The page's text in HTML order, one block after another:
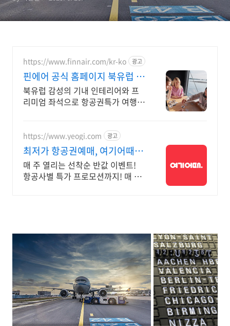
https://www.finnair.com/kr-ko 광고
핀에어 공식 홈페이지 북유럽 감
성의 편안한 비행
북유럽 감성의 기내 인테리어와 프
리미엄 좌석으로 항공권특가 여행하
https://www.yeogi.com 광고
최저가 항공권예매, 여기어때 항
공+숙소 묶음 할인 혜택
매 주 열리는 선착순 반값 이벤트!
항공사별 특가 프로모션까지! 매 주